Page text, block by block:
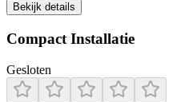
Bekijk details
Compact Installatie
Gesloten